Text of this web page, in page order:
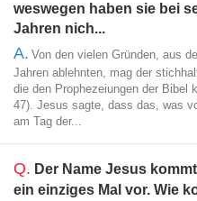
weswegen haben sie bei
Jahren nich...
A. Von den vielen Gründen, aus
Jahren ablehnten, mag der
die den Prophezeiungen der Bibel
47). Jesus sagte, dass das, was
am Tag der...
Q. Der Name Jesus
ein einziges Mal vor. Wie